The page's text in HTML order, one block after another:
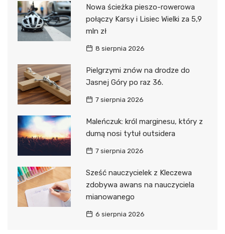
Nowa ścieżka pieszo-rowerowa
połączy Karsy i Lisiec Wielki za 5,9
mln zł
8 sierpnia 2026
Pielgrzymi znów na drodze do
Jasnej Góry po raz 36.
7 sierpnia 2026
Maleńczuk: król marginesu, który z
dumą nosi tytuł outsidera
7 sierpnia 2026
Sześć nauczycielek z Kleczewa
zdobywa awans na nauczyciela
mianowanego
6 sierpnia 2026